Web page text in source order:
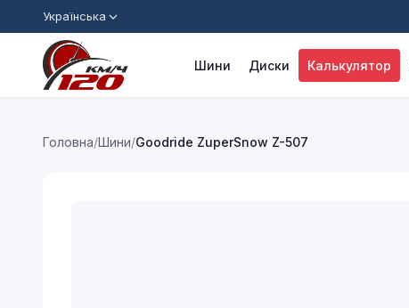
Українська
Шини Диски Калькулятор
Головна/Шини/Goodride ZuperSnow Z-507